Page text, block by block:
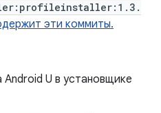
эти коммиты.
U в установщике